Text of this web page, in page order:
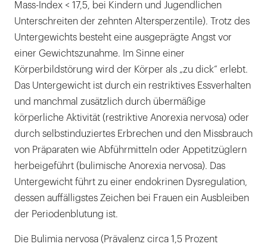
Mass-Index < 17,5, bei Kindern und Jugendlichen
Unterschreiten der zehnten Altersperzentile). Trotz des
Untergewichts besteht eine ausgeprägte Angst vor
einer Gewichtszunahme. Im Sinne einer
Körperbildstörung wird der Körper als „zu dick“ erlebt.
Das Untergewicht ist durch ein restriktives Essverhalten
und manchmal zusätzlich durch übermäßige
körperliche Aktivität (restriktive Anorexia nervosa) oder
durch selbstinduziertes Erbrechen und den Missbrauch
von Präparaten wie Abführmitteln oder Appetitzüglern
herbeigeführt (bulimische Anorexia nervosa). Das
Untergewicht führt zu einer endokrinen Dysregulation,
dessen auffälligstes Zeichen bei Frauen ein Ausbleiben
der Periodenblutung ist.
Die Bulimia nervosa (Prävalenz circa 1,5 Prozent